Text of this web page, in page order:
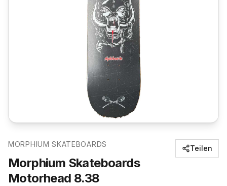
MORPHIUM SKATEBOARDS
Morphium Skateboards
Motorhead 8.38
Teilen